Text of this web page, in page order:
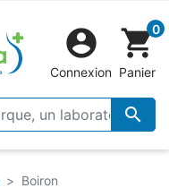


Connexion
shopping_cart0
Panier
Boiron